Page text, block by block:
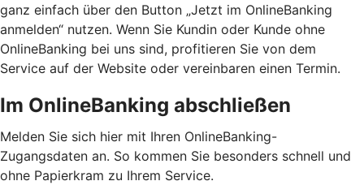
ganz einfach über den Button „Jetzt im OnlineBanking
anmelden“ nutzen. Wenn Sie Kundin oder Kunde ohne
OnlineBanking bei uns sind, profitieren Sie von dem
Service auf der Website oder vereinbaren einen Termin.
Im OnlineBanking abschließen
Melden Sie sich hier mit Ihren OnlineBanking-
Zugangsdaten an. So kommen Sie besonders schnell und
ohne Papierkram zu Ihrem Service.